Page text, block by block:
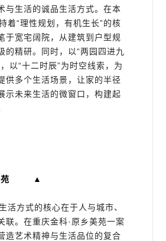
与生活的诚品生活方式。在本
着“理性规划，有机生长”的核
于宽宅阔院，从建筑到户型规
的精研。同时，以“两园四进九
以“十二时辰”为时空线索，为
供多个生活场景，让家的半径
示未来生活的微窗口，构建起
美苑 ▲
活方式的核心在于人与城市、
联。在重庆金科·原乡美苑一案
造艺术精神与生活品位的复合